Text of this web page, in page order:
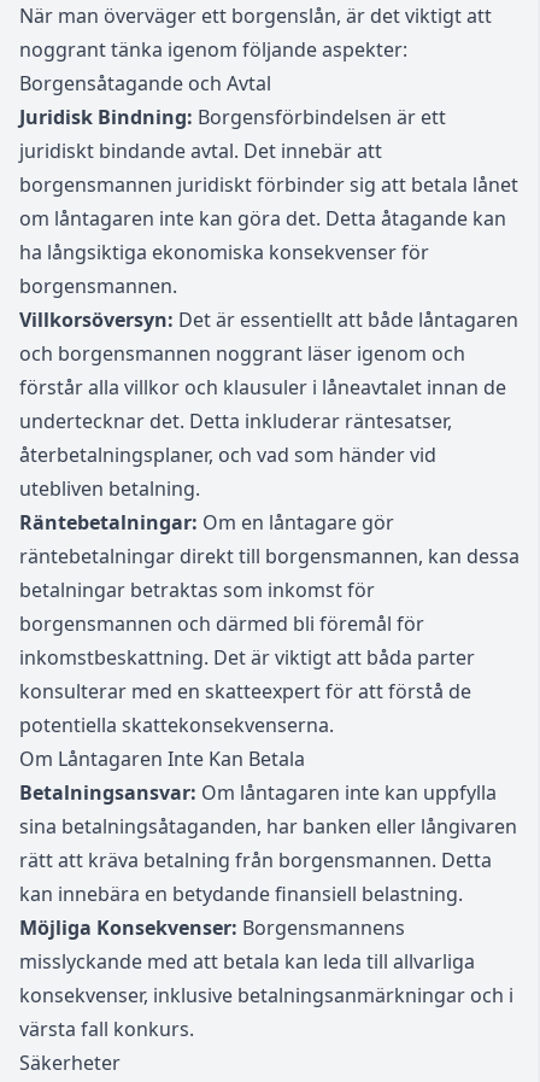
När man överväger ett borgenslån, är det viktigt att
noggrant tänka igenom följande aspekter:
Borgensåtagande och Avtal
Juridisk Bindning: Borgensförbindelsen är ett
juridiskt bindande avtal. Det innebär att
borgensmannen juridiskt förbinder sig att betala lånet
om låntagaren inte kan göra det. Detta åtagande kan
ha långsiktiga ekonomiska konsekvenser för
borgensmannen.
Villkorsöversyn: Det är essentiellt att både låntagaren
och borgensmannen noggrant läser igenom och
förstår alla villkor och klausuler i låneavtalet innan de
undertecknar det. Detta inkluderar räntesatser,
återbetalningsplaner, och vad som händer vid
utebliven betalning.
Räntebetalningar: Om en låntagare gör
räntebetalningar direkt till borgensmannen, kan dessa
betalningar betraktas som inkomst för
borgensmannen och därmed bli föremål för
inkomstbeskattning. Det är viktigt att båda parter
konsulterar med en skatteexpert för att förstå de
potentiella skattekonsekvenserna.
Om Låntagaren Inte Kan Betala
Betalningsansvar: Om låntagaren inte kan uppfylla
sina betalningsåtaganden, har banken eller långivaren
rätt att kräva betalning från borgensmannen. Detta
kan innebära en betydande finansiell belastning.
Möjliga Konsekvenser: Borgensmannens
misslyckande med att betala kan leda till allvarliga
konsekvenser, inklusive betalningsanmärkningar och i
värsta fall konkurs.
Säkerheter